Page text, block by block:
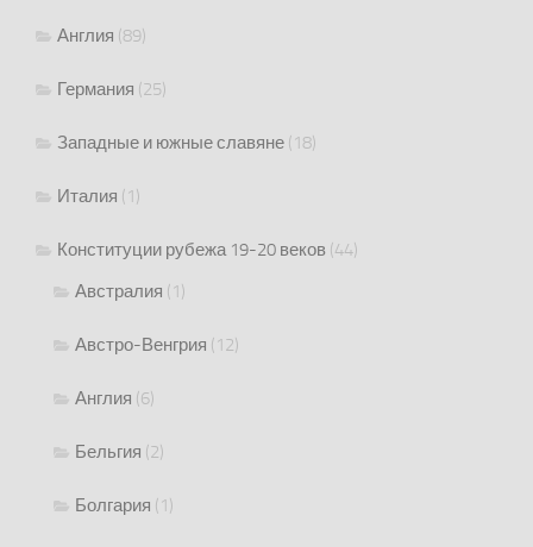
Англия (89)
Германия (25)
Западные и южные славяне (18)
Италия (1)
Конституции рубежа 19-20 веков (44)
Австралия (1)
Австро-Венгрия (12)
Англия (6)
Бельгия (2)
Болгария (1)